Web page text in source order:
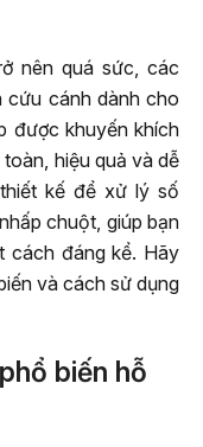
nên quá sức, các
cứu cánh dành cho
được khuyến khích
hiệu quả và dễ
kế để xử lý số
chuột, giúp bạn
cách đáng kể. Hãy
và cách sử dụng
biến hỗ